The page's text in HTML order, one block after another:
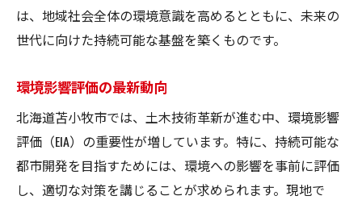
は、地域社会全体の環境意識を高めるとともに、未来の
世代に向けた持続可能な基盤を築くものです。
環境影響評価の最新動向
北海道苫小牧市では、土木技術革新が進む中、環境影響
評価（EIA）の重要性が増しています。特に、持続可能な
都市開発を目指すためには、環境への影響を事前に評価
し、適切な対策を講じることが求められます。現地で